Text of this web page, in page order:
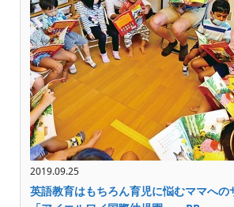
2019.09.25
英語教育はもちろん育児に悩むママへの